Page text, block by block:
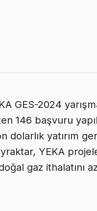
GES-2024
146 başvuru
dolarlık yatırım
YEKA
gaz ithalatını